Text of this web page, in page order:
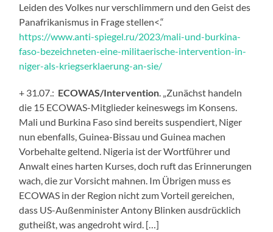
Leiden des Volkes nur verschlimmern und den Geist des
Panafrikanismus in Frage stellen<.“
https://www.anti-spiegel.ru/2023/mali-und-burkina-
faso-bezeichneten-eine-militaerische-intervention-in-
niger-als-kriegserklaerung-an-sie/
+ 31.07.: ECOWAS/Intervention . „Zunächst handeln
die 15 ECOWAS-Mitglieder keineswegs im Konsens.
Mali und Burkina Faso sind bereits suspendiert, Niger
nun ebenfalls, Guinea-Bissau und Guinea machen
Vorbehalte geltend. Nigeria ist der Wortführer und
Anwalt eines harten Kurses, doch ruft das Erinnerungen
wach, die zur Vorsicht mahnen. Im Übrigen muss es
ECOWAS in der Region nicht zum Vorteil gereichen,
dass US-Außenminister Antony Blinken ausdrücklich
gutheißt, was angedroht wird. […]